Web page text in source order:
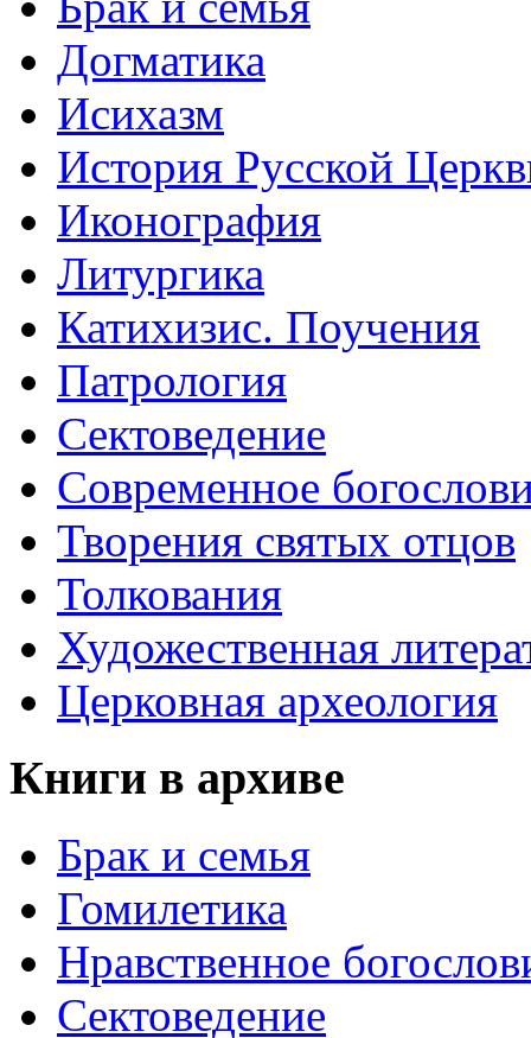
Догматика
Исихазм
История Русской
Иконография
Литургика
Катихизис. Поучения
Патрология
Сектоведение
Современное
Творения святых отцов
Толкования
Художественная
Церковная археология
Книги в архиве
Брак и семья
Гомилетика
Нравственное
Сектоведение